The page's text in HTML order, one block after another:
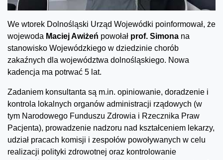
We wtorek Dolnośląski Urząd Wojewódki poinformował, że
wojewoda Maciej Awiżeń powołał prof. Simona na
stanowisko Wojewódzkiego w dziedzinie chorób
zakaźnych dla województwa dolnośląskiego. Nowa
kadencja ma potrwać 5 lat.
Zadaniem konsultanta są m.in. opiniowanie, doradzenie i
kontrola lokalnych organów administracji rządowych (w
tym Narodowego Funduszu Zdrowia i Rzecznika Praw
Pacjenta), prowadzenie nadzoru nad kształceniem lekarzy,
udział pracach komisji i zespołów powoływanych w celu
realizacji polityki zdrowotnej oraz kontrolowanie